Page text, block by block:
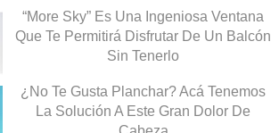
“More Sky” Es Una Ingeniosa Ventana
Que Te Permitirá Disfrutar De Un Balcón
Sin Tenerlo
¿No Te Gusta Planchar? Acá Tenemos
La Solución A Este Gran Dolor De